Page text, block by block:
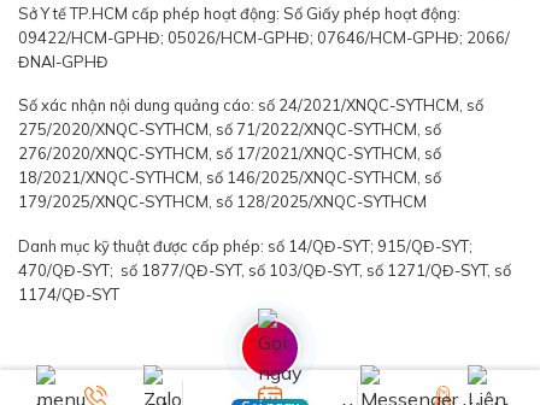
Sở Y tế TP.HCM cấp phép hoạt động: Số Giấy phép hoạt động:
09422/HCM-GPHĐ; 05026/HCM-GPHĐ; 07646/HCM-GPHĐ; 2066/
ĐNAI-GPHĐ
Số xác nhận nội dung quảng cáo: số 24/2021/XNQC-SYTHCM, số
275/2020/XNQC-SYTHCM, số 71/2022/XNQC-SYTHCM, số
276/2020/XNQC-SYTHCM, số 17/2021/XNQC-SYTHCM, số
18/2021/XNQC-SYTHCM, số 146/2025/XNQC-SYTHCM, số
179/2025/XNQC-SYTHCM, số 128/2025/XNQC-SYTHCM
Danh mục kỹ thuật được cấp phép: số 14/QĐ-SYT; 915/QĐ-SYT;
470/QĐ-SYT; số 1877/QĐ-SYT, số 103/QĐ-SYT, số 1271/QĐ-SYT, số
1174/QĐ-SYT